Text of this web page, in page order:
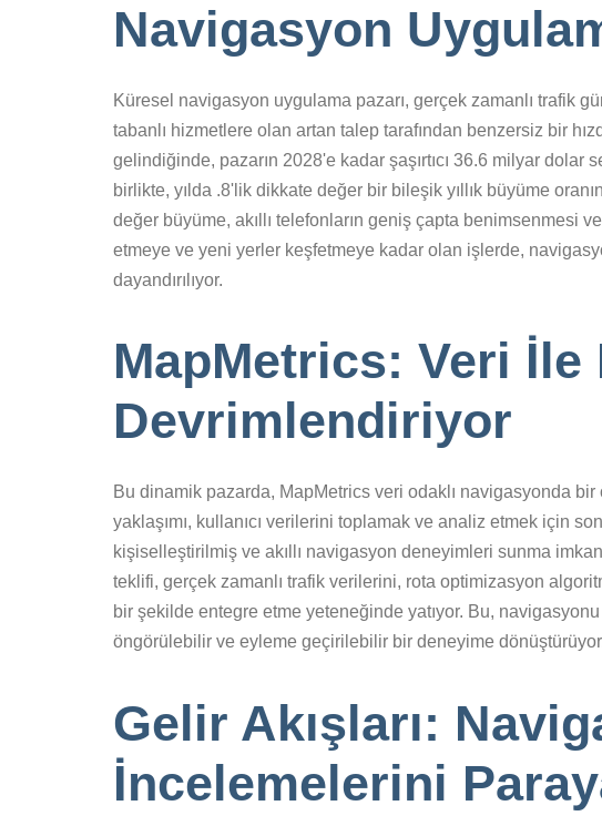
Navigasyon
Küresel navigasyon uygulama pazarı, gerçek zamanlı trafik
tabanlı hizmetlere olan artan talep tarafından benzersiz bir
gelindiğinde, pazarın 2028'e kadar şaşırtıcı 36.6 milyar dolar
birlikte, yılda .8'lik dikkate değer bir bileşik yıllık büyüme
değer büyüme, akıllı telefonların geniş çapta benimsenmesi
etmeye ve yeni yerler keşfetmeye kadar olan işlerde,
dayandırılıyor.
MapMetrics: Veri İle
Devrimlendiriyor
Bu dinamik pazarda, MapMetrics veri odaklı navigasyonda bir
yaklaşımı, kullanıcı verilerini toplamak ve analiz etmek için
kişiselleştirilmiş ve akıllı navigasyon deneyimleri sunma
teklifi, gerçek zamanlı trafik verilerini, rota optimizasyon
bir şekilde entegre etme yeteneğinde yatıyor. Bu,
öngörülebilir ve eyleme geçirilebilir bir deneyime
Gelir Akışları:
İncelemelerini